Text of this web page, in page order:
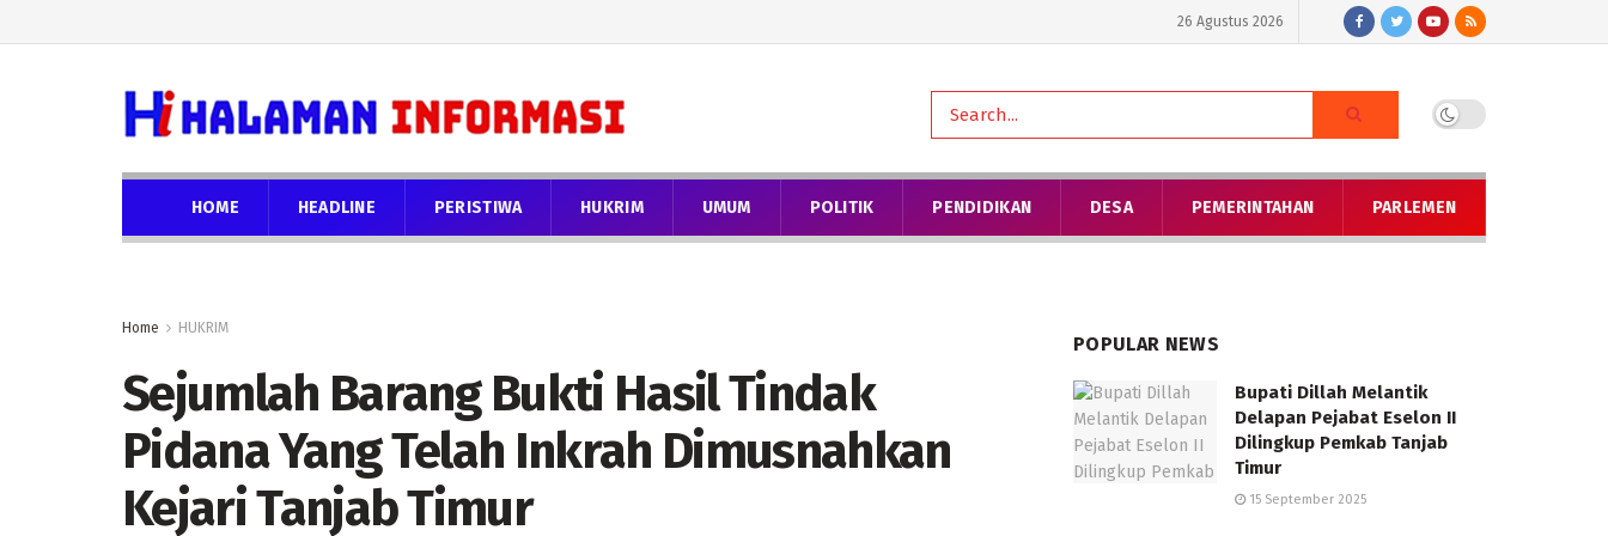
26 Agustus 2026
HOME HEADLINE PERISTIWA HUKRIM UMUM POLITIK PENDIDIKAN DESA PEMERINTAHAN PARLEMEN
Home HUKRIM
Sejumlah Barang Bukti Hasil Tindak
Pidana Yang Telah Inkrah Dimusnahkan
Kejari Tanjab Timur
POPULAR NEWS
Bupati Dillah Melantik
Delapan Pejabat Eselon II
Dilingkup Pemkab Tanjab
Timur
15 September 2025